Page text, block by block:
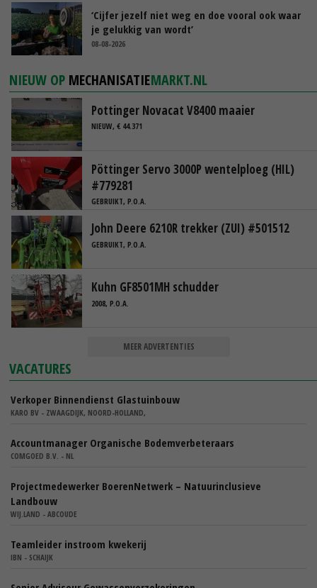
‘Cijfer jezelf niet weg en doe vooral ook waar
je gelukkig van wordt’
08-08-2026
NIEUW OP MECHANISATIEMARKT.NL
Pottinger Novacat V8400 maaier
NIEUW, € 44.371
Pöttinger Servo 3000P wentelploeg (HIL)
#779281
GEBRUIKT, P.O.A.
John Deere 6210R trekker (ZUI) #501512
GEBRUIKT, P.O.A.
Kuhn GF8501MH schudder
2008, P.O.A.
MEER ADVERTENTIES
VACATURES
Verkoper Binnendienst Glastuinbouw
KARO BV - ZWAAGDIJK, NOORD-HOLLAND,
Accountmanager Organische Bodemverbeteraars
COMGOED B.V. - NL
Projectmedewerker BoerenNetwerk – Natuurinclusieve
Landbouw
WIJ.LAND - ABCOUDE
Teamleider instroom kwekerij
IBN - SCHAIJK